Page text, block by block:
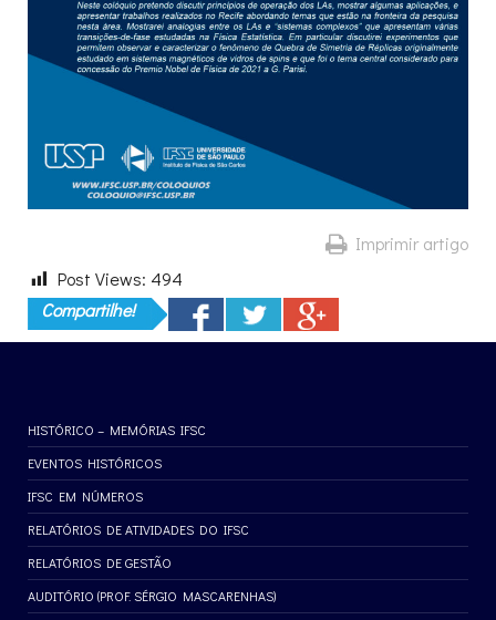
Imprimir artigo
Post Views: 494
Compartilhe!
HISTÓRICO – MEMÓRIAS IFSC
EVENTOS HISTÓRICOS
IFSC EM NÚMEROS
RELATÓRIOS DE ATIVIDADES DO IFSC
RELATÓRIOS DE GESTÃO
AUDITÓRIO (PROF. SÉRGIO MASCARENHAS)